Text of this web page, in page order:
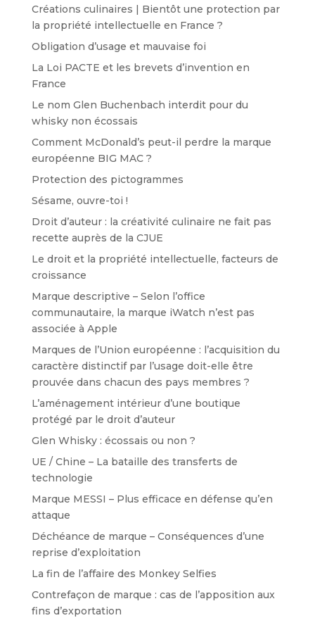
Créations culinaires | Bientôt une protection par
la propriété intellectuelle en France ?
Obligation d’usage et mauvaise foi
La Loi PACTE et les brevets d’invention en
France
Le nom Glen Buchenbach interdit pour du
whisky non écossais
Comment McDonald’s peut-il perdre la marque
européenne BIG MAC ?
Protection des pictogrammes
Sésame, ouvre-toi !
Droit d’auteur : la créativité culinaire ne fait pas
recette auprès de la CJUE
Le droit et la propriété intellectuelle, facteurs de
croissance
Marque descriptive – Selon l’office
communautaire, la marque iWatch n’est pas
associée à Apple
Marques de l’Union européenne : l’acquisition du
caractère distinctif par l’usage doit-elle être
prouvée dans chacun des pays membres ?
L’aménagement intérieur d’une boutique
protégé par le droit d’auteur
Glen Whisky : écossais ou non ?
UE / Chine – La bataille des transferts de
technologie
Marque MESSI – Plus efficace en défense qu’en
attaque
Déchéance de marque – Conséquences d’une
reprise d’exploitation
La fin de l’affaire des Monkey Selfies
Contrefaçon de marque : cas de l’apposition aux
fins d’exportation